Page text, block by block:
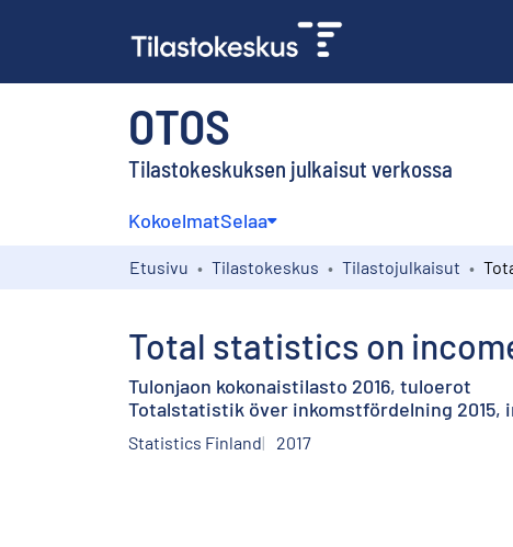
OTOS
Tilastokeskuksen julkaisut verkossa
KokoelmatSelaa
Etusivu Tilastokeskus Tilastojulkaisut
Total statistics on
Tulonjaon kokonaistilasto 2016, tuloerot
Totalstatistik över inkomstfördelning 2015,
Statistics Finland 2017